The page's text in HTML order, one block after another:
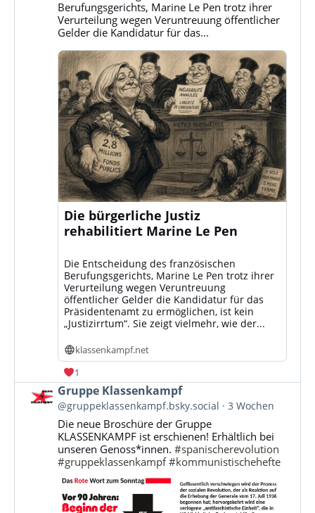
ansehenBerufungsgerichts, Marine Le Pen trotz ihrer
Verurteilung wegen Veruntreuung öffentlicher
Gelder die Kandidatur für das...
Die bürgerliche Justiz
rehabilitiert Marine Le Pen
Die Entscheidung des französischen
Berufungsgerichts, Marine Le Pen trotz ihrer
Verurteilung wegen Veruntreuung
öffentlicher Gelder die Kandidatur für das
Präsidentenamt zu ermöglichen, ist kein
„Justizirrtum“. Sie zeigt vielmehr, wie der...
klassenkampf.net
1
Beitrag
von
Gruppe
Klassenkampf
Bluesky
ansehen
Gruppe Klassenkampf
@gruppeklassenkampf.bsky.social 3 Wochen
Die neue Broschüre der Gruppe
KLASSENKAMPF ist erschienen! Erhältlich bei
unseren Genoss*innen.#spanischerevolution
#gruppeklassenkampf #kommunistischehefte